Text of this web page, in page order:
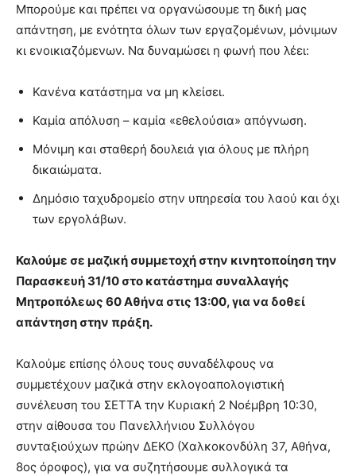
Μπορούμε και πρέπει να οργανώσουμε τη δική μας
απάντηση, με ενότητα όλων των εργαζομένων, μόνιμων
κι ενοικιαζόμενων. Να δυναμώσει η φωνή που λέει:
Κανένα κατάστημα να μη κλείσει.
Καμία απόλυση – καμία «εθελούσια» απόγνωση.
Μόνιμη και σταθερή δουλειά για όλους με πλήρη
δικαιώματα.
Δημόσιο ταχυδρομείο στην υπηρεσία του λαού και όχι
των εργολάβων.
Καλούμε σε μαζική συμμετοχή στην κινητοποίηση την
Παρασκευή 31/10 στο κατάστημα συναλλαγής
Μητροπόλεως 60 Αθήνα στις 13:00, για να δοθεί
απάντηση στην πράξη.
Καλούμε επίσης όλους τους συναδέλφους να
συμμετέχουν μαζικά στην εκλογοαπολογιστική
συνέλευση του ΣΕΤΤΑ την Κυριακή 2 Νοέμβρη 10:30,
στην αίθουσα του Πανελλήνιου Συλλόγου
συνταξιούχων πρώην ΔΕΚΟ (Χαλκοκονδύλη 37, Αθήνα,
8ος όροφος), για να συζητήσουμε συλλογικά τα